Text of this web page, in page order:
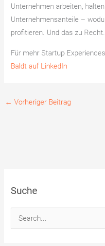
Unternehmen arbeiten,
Unternehmensanteile –
profitieren. Und das zu Recht.
Für mehr Startup
Baldt auf LinkedIn
← Vorheriger Beitrag
Suche